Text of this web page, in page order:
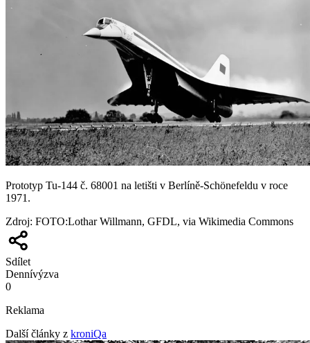
Prototyp Tu-144 č. 68001 na letišti v Berlíně-Schönefeldu v roce
1971.
Zdroj: FOTO:Lothar Willmann, GFDL, via Wikimedia Commons
Sdílet
Dennívýzva
0
Reklama
Další články z kroniQa